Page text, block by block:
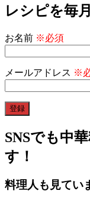
レシピを毎
お名前 ※必須
メールアドレス ※
SNSでも中
す！
料理人も見てい